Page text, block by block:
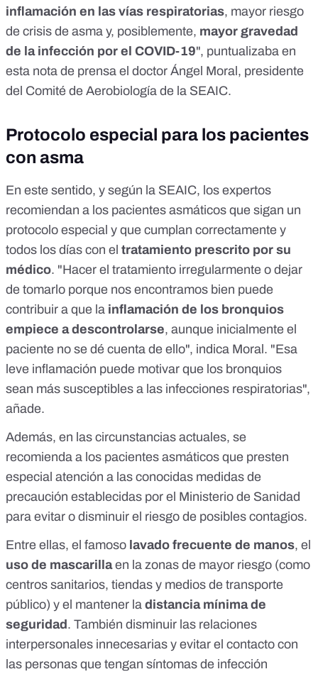
inflamación en las vías respiratorias, mayor riesgo
de crisis de asma y, posiblemente, mayor gravedad
de la infección por el COVID-19", puntualizaba en
esta nota de prensa el doctor Ángel Moral, presidente
del Comité de Aerobiología de la SEAIC.
Protocolo especial para los pacientes
con asma
En este sentido, y según la SEAIC, los expertos
recomiendan a los pacientes asmáticos que sigan un
protocolo especial y que cumplan correctamente y
todos los días con el tratamiento prescrito por su
médico. "Hacer el tratamiento irregularmente o dejar
de tomarlo porque nos encontramos bien puede
contribuir a que la inflamación de los bronquios
empiece a descontrolarse, aunque inicialmente el
paciente no se dé cuenta de ello", indica Moral. "Esa
leve inflamación puede motivar que los bronquios
sean más susceptibles a las infecciones respiratorias",
añade.
Además, en las circunstancias actuales, se
recomienda a los pacientes asmáticos que presten
especial atención a las conocidas medidas de
precaución establecidas por el Ministerio de Sanidad
para evitar o disminuir el riesgo de posibles contagios.
Entre ellas, el famoso lavado frecuente de manos, el
uso de mascarillaen la zonas de mayor riesgo (como
centros sanitarios, tiendas y medios de transporte
público) y el mantener la distancia mínima de
seguridad . También disminuir las relaciones
interpersonales innecesarias y evitar el contacto con
las personas que tengan síntomas de infección